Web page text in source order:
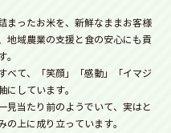
まったお米を、新鮮なままお客様
地域農業の支援と食の安心にも貢
。
べて、「笑顔」「感動」「イマジ
にしています。
見当たり前のようでいて、実はと
の上に成り立っています。